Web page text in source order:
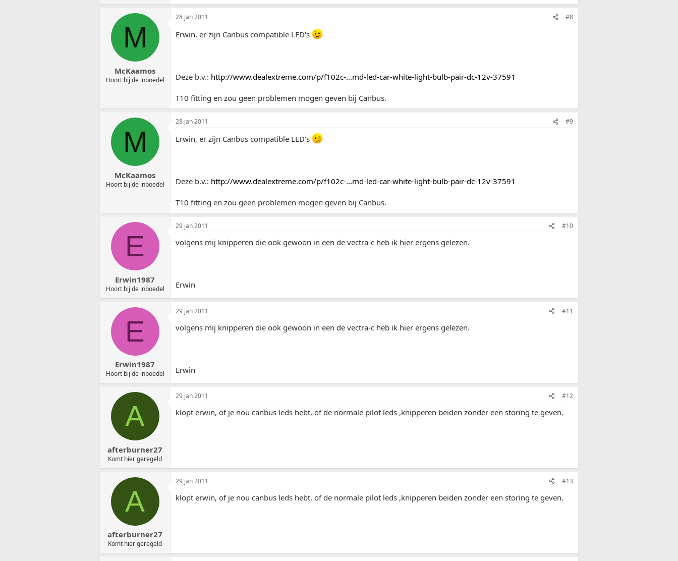
M
McKaamos
Hoort bij de inboedel
28 jan 2011 #8
Erwin, er zijn Canbus compatible LED's
Deze b.v.: http://www.dealextreme.com/p/f102c-...md-led-car-white-light-bulb-pair-dc-12v-37591
T10 fitting en zou geen problemen mogen geven bij Canbus.
M
McKaamos
Hoort bij de inboedel
28 jan 2011 #9
Erwin, er zijn Canbus compatible LED's
Deze b.v.: http://www.dealextreme.com/p/f102c-...md-led-car-white-light-bulb-pair-dc-12v-37591
T10 fitting en zou geen problemen mogen geven bij Canbus.
E
Erwin1987
Hoort bij de inboedel
29 jan 2011 #10
volgens mij knipperen die ook gewoon in een de vectra-c heb ik hier ergens gelezen.
Erwin
E
Erwin1987
Hoort bij de inboedel
29 jan 2011 #11
volgens mij knipperen die ook gewoon in een de vectra-c heb ik hier ergens gelezen.
Erwin
A
afterburner27
Komt hier geregeld
29 jan 2011 #12
klopt erwin, of je nou canbus leds hebt, of de normale pilot leds ,knipperen beiden zonder een storing te geven.
A
afterburner27
Komt hier geregeld
29 jan 2011 #13
klopt erwin, of je nou canbus leds hebt, of de normale pilot leds ,knipperen beiden zonder een storing te geven.